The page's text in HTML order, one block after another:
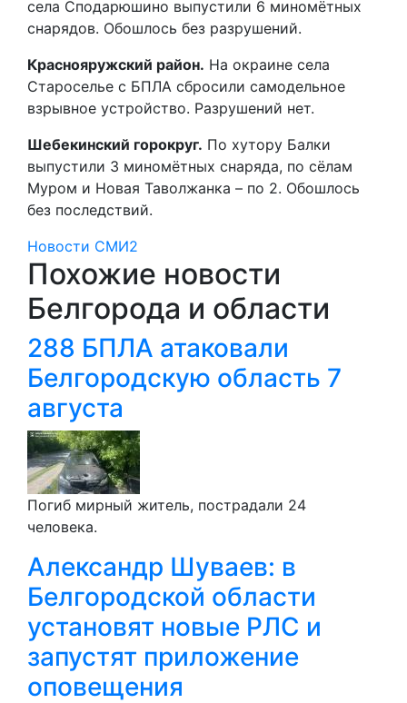
села Сподарюшино выпустили 6 миномётных
снарядов. Обошлось без разрушений.
Краснояружский район. На окраине села
Староселье с БПЛА сбросили самодельное
взрывное устройство. Разрушений нет.
Шебекинский горокруг. По хутору Балки
выпустили 3 миномётных снаряда, по сёлам
Муром и Новая Таволжанка – по 2. Обошлось
без последствий.
Новости СМИ2
Похожие новости
Белгорода и области
288 БПЛА атаковали
Белгородскую область 7
августа
Погиб мирный житель, пострадали 24
человека.
Александр Шуваев: в
Белгородской области
установят новые РЛС и
запустят приложение
оповещения